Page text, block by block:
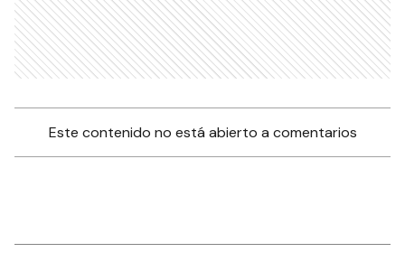
Este contenido no está abierto a comentarios